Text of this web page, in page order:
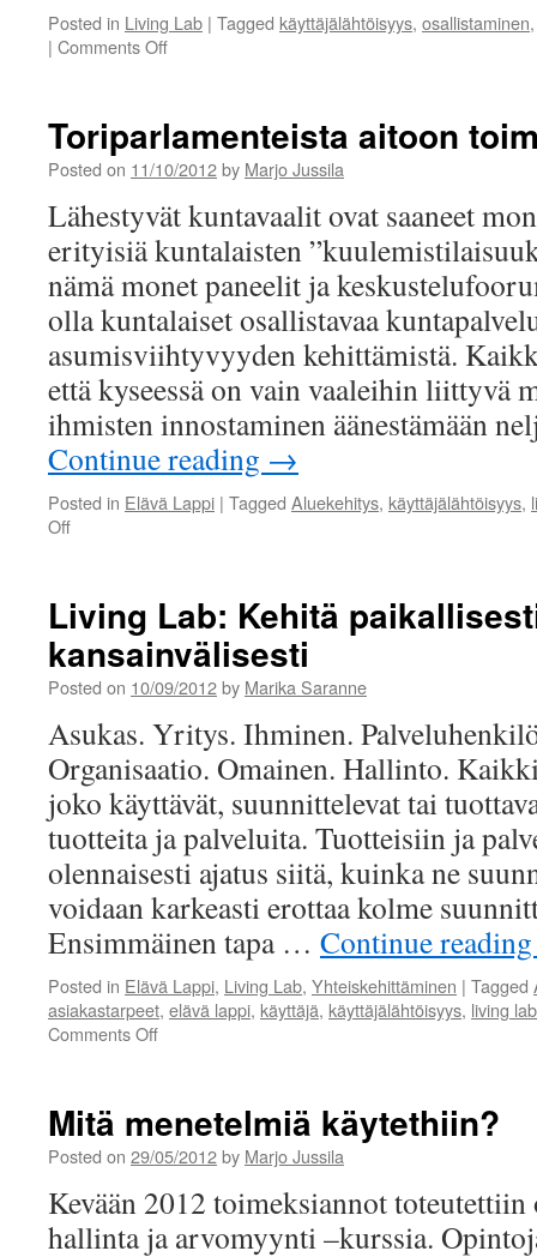
Posted in Living Lab | Tagged käyttäjälähtöisyys, osallistaminen
| Comments Offon
Toriparlamenteista aitoon
Posted on 11/10/2012by Marjo Jussila
Lähestyvät kuntavaalit ovat saaneet
erityisiä kuntalaisten
nämä monet paneelit ja
olla kuntalaiset osallistavaa
asumisviihtyvyyden kehittämistä.
että kyseessä on vain vaaleihin liittyvä
ihmisten innostaminen äänestämään
Continue reading →
Posted in Elävä Lappi | Tagged Aluekehitys, käyttäjälähtöisyys,
Offon
Living Lab: Kehitä
kansainvälisesti
Posted on 10/09/2012by Marika Saranne
Asukas. Yritys. Ihminen.
Organisaatio. Omainen. Hallinto.
joko käyttävät, suunnittelevat tai
tuotteita ja palveluita. Tuotteisiin ja
olennaisesti ajatus siitä, kuinka ne
voidaan karkeasti erottaa kolme
Ensimmäinen tapa … Continue
Posted in Elävä Lappi, Living Lab, Yhteiskehittäminen | Tagged
asiakastarpeet, elävä lappi, käyttäjä, käyttäjälähtöisyys, living lab
Comments Offon
paikallisesti,
kilpaile
Mitä menetelmiä käytethiin?
Posted on 29/05/2012by Marjo Jussila
Kevään 2012 toimeksiannot
hallinta ja arvomyynti –kurssia.